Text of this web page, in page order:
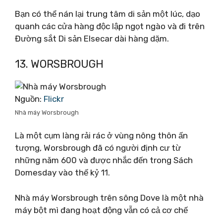
Bạn có thể nán lại trung tâm di sản một lúc, dạo
quanh các cửa hàng độc lập ngọt ngào và đi trên
Đường sắt Di sản Elsecar dài hàng dặm.
13. WORSBROUGH
Nguồn: Flickr
Nhà máy Worsbrough
Là một cụm làng rải rác ở vùng nông thôn ấn
tượng, Worsbrough đã có người định cư từ
những năm 600 và được nhắc đến trong Sách
Domesday vào thế kỷ 11.
Nhà máy Worsbrough trên sông Dove là một nhà
máy bột mì đang hoạt động vẫn có cả cơ chế